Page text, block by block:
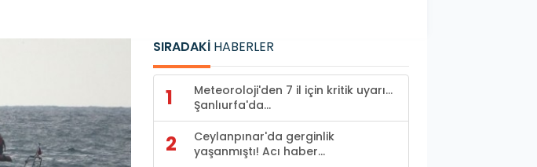
SIRADAKİ HABERLER
1
Meteoroloji'den 7 il için kritik uyarı...
Şanlıurfa'da...
2
Ceylanpınar'da gerginlik
yaşanmıştı! Acı haber...